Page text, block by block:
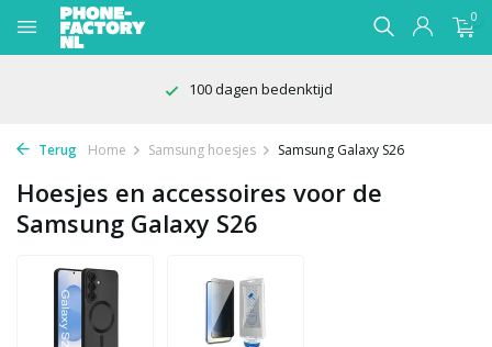
0
100 dagen bedenktijd
Terug Home Samsung hoesjes Samsung Galaxy S26
Hoesjes en accessoires voor de
Samsung Galaxy S26